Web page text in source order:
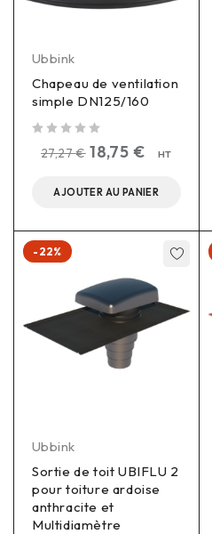
Ubbink
Chapeau de ventilation
simple DN125/160
27,27€ 18,75 € HT
AJOUTER AU PANIER
-22%
Ubbink
Sortie de toit UBIFLU 2
pour toiture ardoise
anthracite et
Multidiamètre